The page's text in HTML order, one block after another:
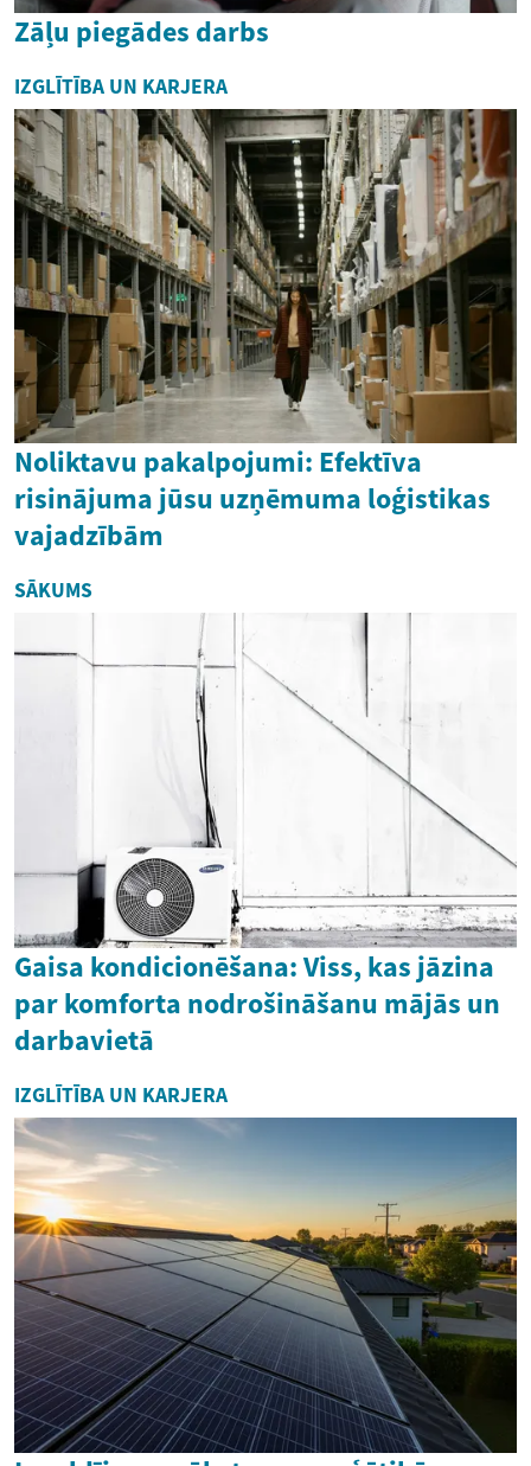
Zāļu piegādes darbs
IZGLĪTĪBA UN KARJERA
Noliktavu pakalpojumi: Efektīva
risinājuma jūsu uzņēmuma loģistikas
vajadzībām
SĀKUMS
Gaisa kondicionēšana: Viss, kas jāzina
par komforta nodrošināšanu mājās un
darbavietā
IZGLĪTĪBA UN KARJERA